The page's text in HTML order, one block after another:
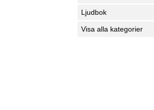
Ljudbok
Visa alla kategorier